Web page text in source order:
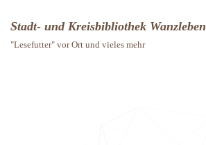
Stadt- und Kreisbibliothek Wanzleben
"Lesefutter" vor Ort und vieles mehr